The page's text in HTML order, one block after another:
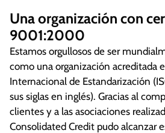
Una organización con
9001:2000
Estamos orgullosos de ser
como una organización acreditada
Internacional de Estandarización
sus siglas en inglés). Gracias al
clientes y a las asociaciones
Consolidated Credit pudo alcanzar